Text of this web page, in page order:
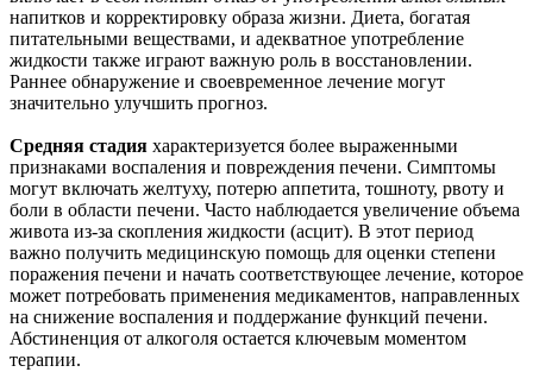
напитков и корректировку образа жизни. Диета, богатая
питательными веществами, и адекватное употребление
жидкости также играют важную роль в восстановлении.
Раннее обнаружение и своевременное лечение могут
значительно улучшить прогноз.
Средняя стадия характеризуется более выраженными
признаками воспаления и повреждения печени. Симптомы
могут включать желтуху, потерю аппетита, тошноту, рвоту и
боли в области печени. Часто наблюдается увеличение объема
живота из-за скопления жидкости (асцит). В этот период
важно получить медицинскую помощь для оценки степени
поражения печени и начать соответствующее лечение, которое
может потребовать применения медикаментов, направленных
на снижение воспаления и поддержание функций печени.
Абстиненция от алкоголя остается ключевым моментом
терапии.